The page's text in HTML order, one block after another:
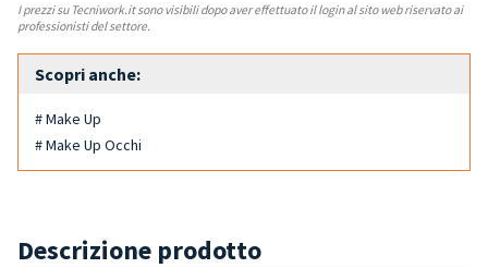
I prezzi su Tecniwork.it sono visibili dopo aver effettuato il login al sito web riservato ai
professionisti del settore.
Scopri anche:
# Make Up
# Make Up Occhi
Descrizione prodotto